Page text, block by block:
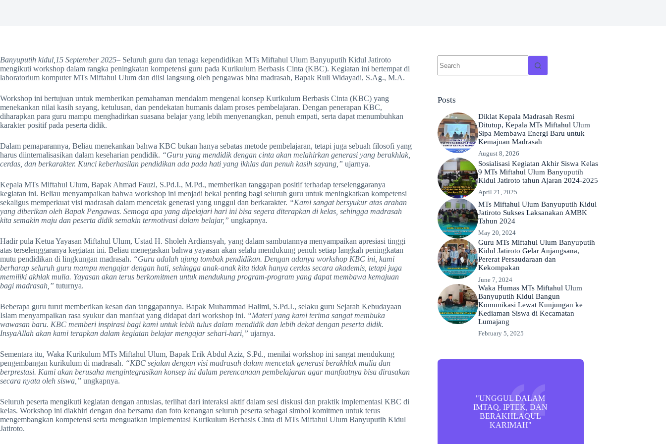
Banyuputih kidul,15 September 2025– Seluruh guru dan tenaga kependidikan MTs Miftahul Ulum Banyuputih Kidul Jatiroto
mengikuti workshop dalam rangka peningkatan kompetensi guru pada Kurikulum Berbasis Cinta (KBC). Kegiatan ini bertempat di
laboratorium komputer MTs Miftahul Ulum dan diisi langsung oleh pengawas bina madrasah, Bapak Ruli Widayadi, S.Ag., M.A.
Workshop ini bertujuan untuk memberikan pemahaman mendalam mengenai konsep Kurikulum Berbasis Cinta (KBC) yang
menekankan nilai kasih sayang, ketulusan, dan pendekatan humanis dalam proses pembelajaran. Dengan penerapan KBC,
diharapkan para guru mampu menghadirkan suasana belajar yang lebih menyenangkan, penuh empati, serta dapat menumbuhkan
karakter positif pada peserta didik.
Dalam pemaparannya, Beliau menekankan bahwa KBC bukan hanya sebatas metode pembelajaran, tetapi juga sebuah filosofi yang
harus diinternalisasikan dalam keseharian pendidik. “Guru yang mendidik dengan cinta akan melahirkan generasi yang berakhlak,
cerdas, dan berkarakter. Kunci keberhasilan pendidikan ada pada hati yang ikhlas dan penuh kasih sayang,” ujarnya.
Kepala MTs Miftahul Ulum, Bapak Ahmad Fauzi, S.Pd.I., M.Pd., memberikan tanggapan positif terhadap terselenggaranya
kegiatan ini. Beliau menyampaikan bahwa workshop ini menjadi bekal penting bagi seluruh guru untuk meningkatkan kompetensi
sekaligus memperkuat visi madrasah dalam mencetak generasi yang unggul dan berkarakter. “Kami sangat bersyukur atas arahan
yang diberikan oleh Bapak Pengawas. Semoga apa yang dipelajari hari ini bisa segera diterapkan di kelas, sehingga madrasah
kita semakin maju dan peserta didik semakin termotivasi dalam belajar,” ungkapnya.
Hadir pula Ketua Yayasan Miftahul Ulum, Ustad H. Sholeh Ardiansyah, yang dalam sambutannya menyampaikan apresiasi tinggi
atas terselenggaranya kegiatan ini. Beliau menegaskan bahwa yayasan akan selalu mendukung penuh setiap langkah peningkatan
mutu pendidikan di lingkungan madrasah. “Guru adalah ujung tombak pendidikan. Dengan adanya workshop KBC ini, kami
berharap seluruh guru mampu mengajar dengan hati, sehingga anak-anak kita tidak hanya cerdas secara akademis, tetapi juga
memiliki akhlak mulia. Yayasan akan terus berkomitmen untuk mendukung program-program yang dapat membawa kemajuan
bagi madrasah,” tuturnya.
Beberapa guru turut memberikan kesan dan tanggapannya. Bapak Muhammad Halimi, S.Pd.I., selaku guru Sejarah Kebudayaan
Islam menyampaikan rasa syukur dan manfaat yang didapat dari workshop ini. “Materi yang kami terima sangat membuka
wawasan baru. KBC memberi inspirasi bagi kami untuk lebih tulus dalam mendidik dan lebih dekat dengan peserta didik.
InsyaAllah akan kami terapkan dalam kegiatan belajar mengajar sehari-hari,” ujarnya.
Sementara itu, Waka Kurikulum MTs Miftahul Ulum, Bapak Erik Abdul Aziz, S.Pd., menilai workshop ini sangat mendukung
pengembangan kurikulum di madrasah. “KBC sejalan dengan visi madrasah dalam mencetak generasi berakhlak mulia dan
berprestasi. Kami akan berusaha mengintegrasikan konsep ini dalam perencanaan pembelajaran agar manfaatnya bisa dirasakan
secara nyata oleh siswa,” ungkapnya.
Seluruh peserta mengikuti kegiatan dengan antusias, terlihat dari interaksi aktif dalam sesi diskusi dan praktik implementasi KBC di
kelas. Workshop ini diakhiri dengan doa bersama dan foto kenangan seluruh peserta sebagai simbol komitmen untuk terus
mengembangkan kompetensi serta menguatkan implementasi Kurikulum Berbasis Cinta di MTs Miftahul Ulum Banyuputih Kidul
Jatiroto.
results
Posts
Diklat Kepala Madrasah Resmi
Ditutup, Kepala MTs Miftahul Ulum
Sipa Membawa Energi Baru untuk
Kemajuan Madrasah
August 8, 2026
Sosialisasi Kegiatan Akhir Siswa Kelas
9 MTs Miftahul Ulum Banyuputih
Kidul Jatiroto tahun Ajaran 2024-2025
April 21, 2025
MTs Miftahul Ulum Banyuputih Kidul
Jatiroto Sukses Laksanakan AMBK
Tahun 2024
May 20, 2024
Guru MTs Miftahul Ulum Banyuputih
Kidul Jatiroto Gelar Anjangsana,
Pererat Persaudaraan dan
Kekompakan
June 7, 2024
Waka Humas MTs Miftahul Ulum
Banyuputih Kidul Bangun
Komunikasi Lewat Kunjungan ke
Kediaman Siswa di Kecamatan
Lumajang
February 5, 2025
"UNGGUL DALAM
IMTAQ, IPTEK, DAN
BERAKHLAQUL
KARIMAH"